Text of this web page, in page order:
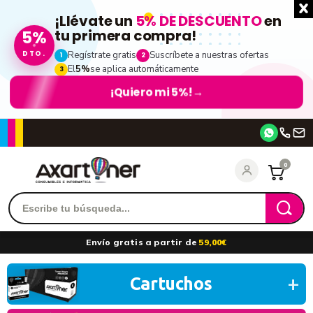
5%
DTO.
¡Llévate un 5% DE DESCUENTOen
tu primera compra!
1 Regístrate gratis 2 Suscríbete a nuestras ofertas
3 El5%se aplica automáticamente
¡Quiero mi 5%! →
entrar
0
Envío gratis a partir de 59,00€
Cartuchos